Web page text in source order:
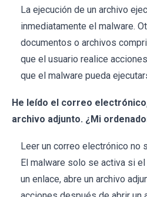
La ejecución de un archivo
inmediatamente el malware.
documentos o archivos
que el usuario realice
que el malware pueda
He leído el correo
archivo adjunto. ¿Mi
Leer un correo electrónico no
El malware solo se activa si
un enlace, abre un archivo